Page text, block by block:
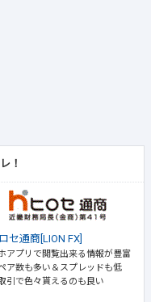
！
セ通商[LION FX]
アプリで閲覧出来る情報が豊富
ア数も多い＆スプレッドも低
引で色々貰えるのも良い